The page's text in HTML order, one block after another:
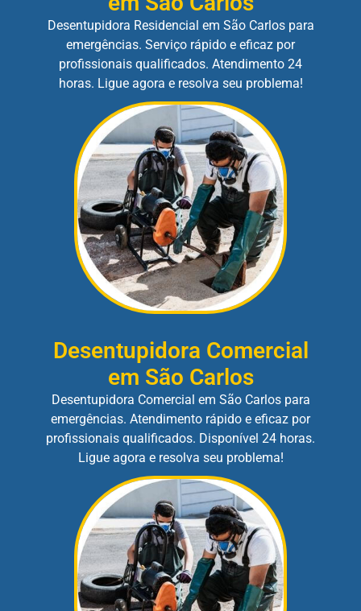
Desentupidora Residencial em São Carlos para
emergências. Serviço rápido e eficaz por
profissionais qualificados. Atendimento 24
horas. Ligue agora e resolva seu problema!
Desentupidora Comercial
em São Carlos
Desentupidora Comercial em São Carlos para
emergências. Atendimento rápido e eficaz por
profissionais qualificados. Disponível 24 horas.
Ligue agora e resolva seu problema!